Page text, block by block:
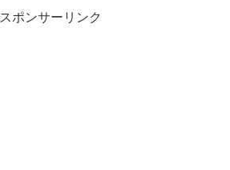
スポンサーリンク